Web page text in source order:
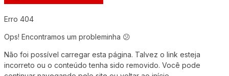
Erro 404
Ops! Encontramos um probleminha 😕
Não foi possível carregar esta página. Talvez o link esteja
incorreto ou o conteúdo tenha sido removido. Você pode